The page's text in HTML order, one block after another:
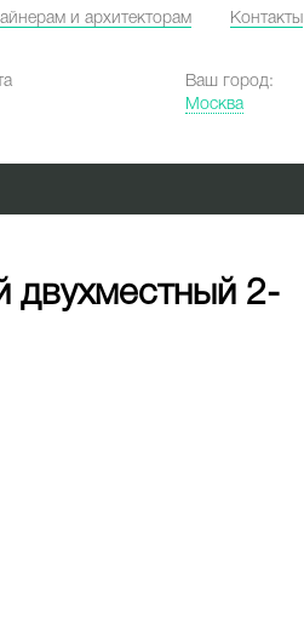
и архитекторам Контакты
Ваш город:
Москва
двухместный 2-